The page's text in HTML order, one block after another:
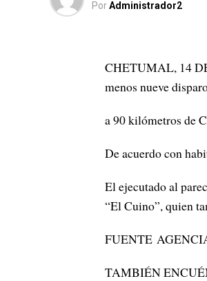
PorAdministrador2
CHETUMAL, 14
menos nueve
a 90 kilómetros de
De acuerdo con
El ejecutado al
“El Cuino”, quien
FUENTE
TAMBIÉN